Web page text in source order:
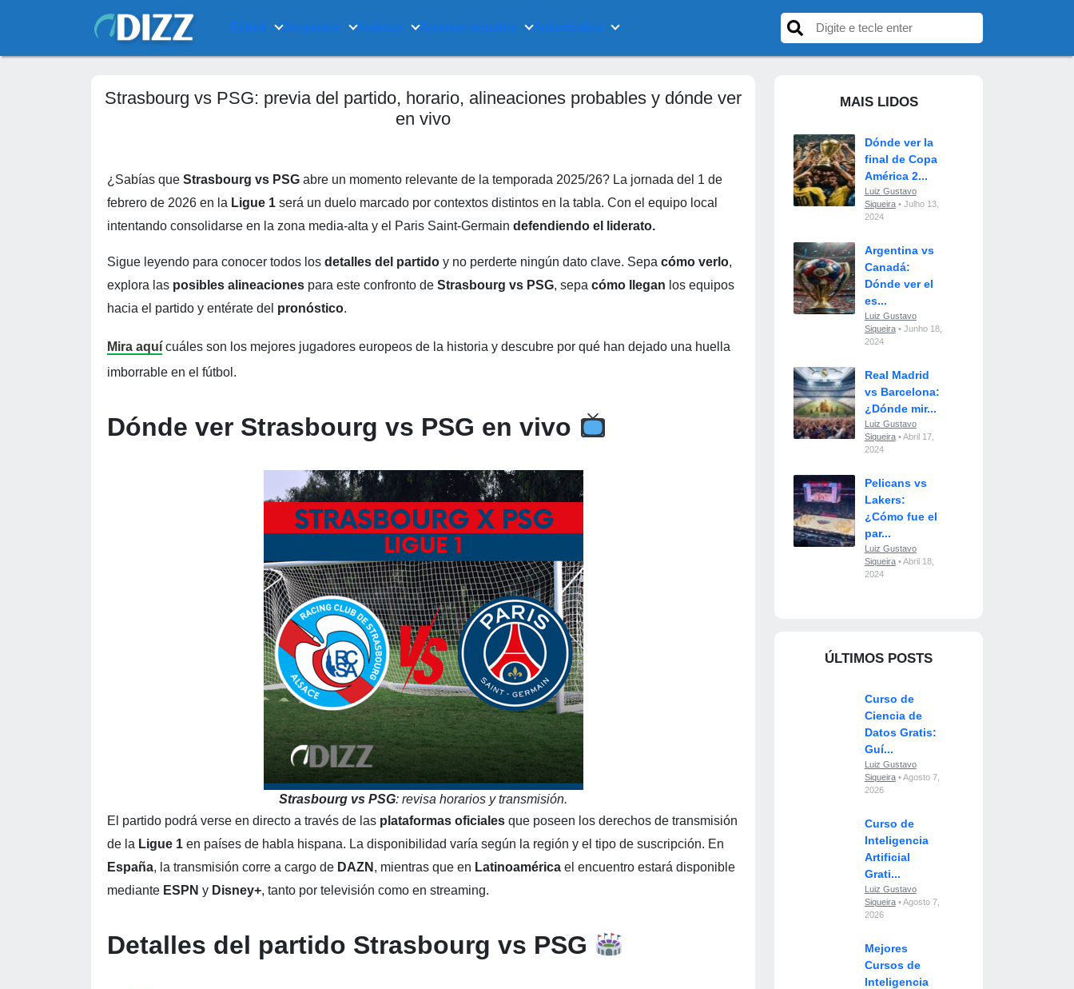
Fútbol Desportes Noticias Asuntos actuales Automóviles
Strasbourg vs PSG: previa del partido, horario, alineaciones probables y dónde ver
en vivo
¿Sabías que Strasbourg vs PSG abre un momento relevante de la temporada 2025/26? La jornada del 1 de
febrero de 2026 en la Ligue 1 será un duelo marcado por contextos distintos en la tabla. Con el equipo local
intentando consolidarse en la zona media-alta y el Paris Saint-Germain defendiendo el liderato.
Sigue leyendo para conocer todos los detalles del partido y no perderte ningún dato clave. Sepa cómo verlo,
explora las posibles alineaciones para este confronto de Strasbourg vs PSG, sepa cómo llegan los equipos
hacia el partido y entérate del pronóstico.
Mira aquí cuáles son los mejores jugadores europeos de la historia y descubre por qué han dejado una huella
imborrable en el fútbol.
Dónde ver Strasbourg vs PSG en vivo
Strasbourg vs PSG: revisa horarios y transmisión.
El partido podrá verse en directo a través de las plataformas oficiales que poseen los derechos de transmisión
de la Ligue 1 en países de habla hispana. La disponibilidad varía según la región y el tipo de suscripción. En
España, la transmisión corre a cargo de DAZN , mientras que en Latinoamérica el encuentro estará disponible
mediante ESPN y Disney+, tanto por televisión como en streaming.
Detalles del partido Strasbourg vs PSG
MAIS LIDOS
Dónde ver la
final de Copa
América 2...
Luiz Gustavo
Siqueira• Julho 13,
2024
Argentina vs
Canadá:
Dónde ver el
es...
Luiz Gustavo
Siqueira• Junho 18,
2024
Real Madrid
vs Barcelona:
¿Dónde mir...
Luiz Gustavo
Siqueira• Abril 17,
2024
Pelicans vs
Lakers:
¿Cómo fue el
par...
Luiz Gustavo
Siqueira• Abril 18,
2024
ÚLTIMOS POSTS
Curso de
Ciencia de
Datos Gratis:
Guí...
Luiz Gustavo
Siqueira• Agosto 7,
2026
Curso de
Inteligencia
Artificial
Grati...
Luiz Gustavo
Siqueira• Agosto 7,
2026
Mejores
Cursos de
Inteligencia